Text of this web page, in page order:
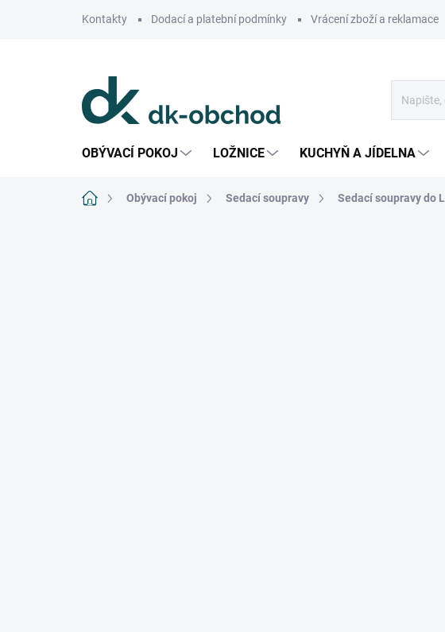
Kontakty Dodací a platební podmínky Vrácení zboží a reklamace
OBÝVACÍ POKOJ LOŽNICE KUCHYŇ A JÍDELNA
Domů Obývací pokoj Sedací soupravy Sedací soupravy do L